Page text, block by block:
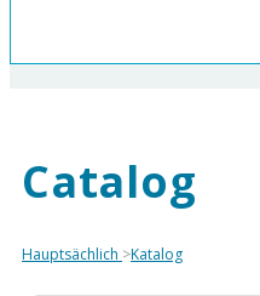
Catalog
Hauptsächlich >Katalog